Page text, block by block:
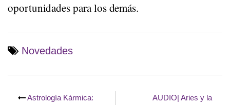
oportunidades para los demás.
Novedades
de
Astrología Kármica:
AUDIO| Aries y la